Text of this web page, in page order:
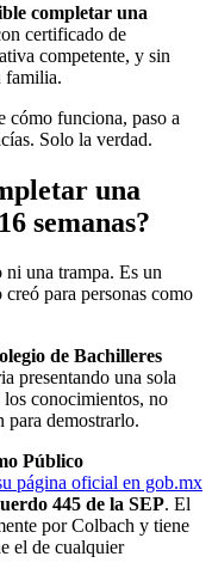
completar una
certificado de
competente, y sin
familia.
cómo funciona, paso a
Solo la verdad.
una
semanas?
ni una trampa. Es un
para personas como
de Bachilleres
presentando una sola
conocimientos, no
para demostrarlo.
Público
página oficial en gob.mx
445 de la SEP. El
por Colbach y tiene
el de cualquier